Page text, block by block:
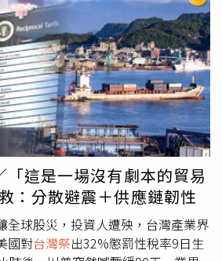
受到澳洲料理的自由與多元啟發，回
與Restaurant A學習，逐步建立屬於
感。Craig受訪時也提到，他沒有想
by Craig Yang會入選米其林餐廳推
正在騎摩托車、手機一陣狂響。「這
對我或團隊都是很大的認可。」他提
餐3千～破萬的不在少數，他希望能
過料理與更多人建立連結，以款待之
離。desert LAND「餅乾沾醬甜點」
紋酥餅、法式沙布列餅乾等，目前
加價換成摩卡、開心果等沾醬。
攝）「拉拉山水蜜桃費南雪」
層微酥、內裡濕潤柔軟，入口伴隨
突最後和解，也有人說，「墾丁什麼
」、「從以前有人就說不要去墾丁當
邪」、「墾丁唯一喝酒的是711
店」、「買賣本來就是要先確認價
被當盤子」。去年也有網友去該酒攤
％的調酒，花了500元，付錢時被帳
新聞網》報導，業者表示，價目表都
黑，當時客人是3人組，要請吧台一
均180元。對妨害名譽部分不排除提
過量，有害健康，未滿18歲請勿飲
「這是一場沒有劇本的貿易
：分散避震＋供應鏈韌性
全球股災，投資人遭殃，台灣產業界
國對台灣祭出32%懲罰性稅率9日生